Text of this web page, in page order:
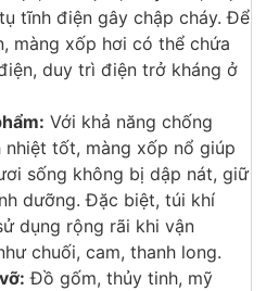
tĩnh điện gây chập cháy. Để
màng xốp hơi có thể chứa
duy trì điện trở kháng ở
Với khả năng chống
nhiệt tốt, màng xốp nổ giúp
sống không bị dập nát, giữ
dưỡng. Đặc biệt, túi khí
dụng rộng rãi khi vận
chuối, cam, thanh long.
Đồ gốm, thủy tinh, mỹ